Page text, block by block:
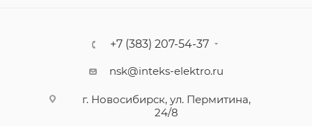
+7 (383) 207-54-37
nsk@inteks-elektro.ru
г. Новосибирск, ул. Пермитина,
24/8